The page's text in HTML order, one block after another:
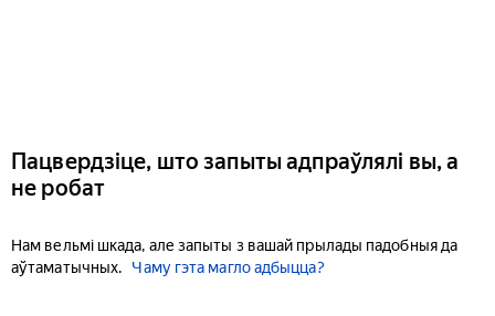
Пацвердзіце, што запыты адпраўлялі вы, а
не робат
Нам вельмі шкада, але запыты з вашай прылады падобныя да
аўтаматычных.
Чаму гэта магло адбыцца?